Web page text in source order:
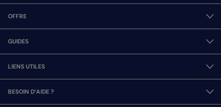
OFFRE
GUIDES
LIENS UTILES
BESOIN D’AIDE ?